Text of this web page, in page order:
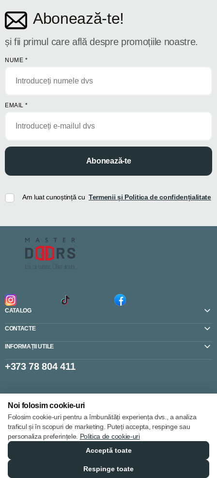
Abonează-te!
și fii primul care află despre promoțiile noastre.
NUME *
EMAIL *
Abonează-te
Am luat cunoștință cu Termenii și Politica de confidențialitate
CATALOG
CONTACTE
INFORMAȚII UTILE
+373 78 804 411
Setări cookie-uri
Politica de cookie-uri
Noi folosim cookie-uri
Folosim cookie-uri pentru a îmbunătăți experiența dvs., a analiza
traficul și în scopuri de marketing. Puteți accepta, respinge sau
personaliza preferințele. Politica de cookie-uri
Acceptă toate
Respinge toate